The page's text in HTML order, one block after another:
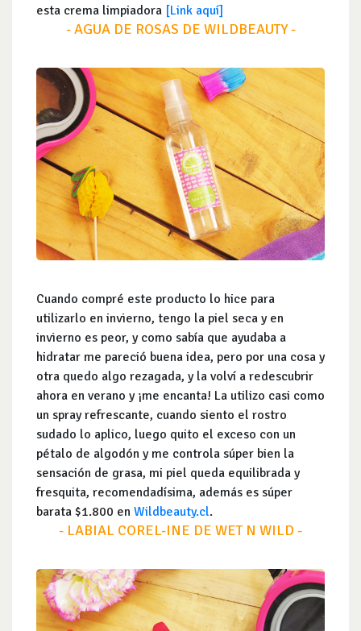
esta crema limpiadora [Link aquí]
- AGUA DE ROSAS DE WILDBEAUTY -
Cuando compré este producto lo hice para
utilizarlo en invierno, tengo la piel seca y en
invierno es peor, y como sabía que ayudaba a
hidratar me pareció buena idea, pero por una cosa y
otra quedo algo rezagada, y la volví a redescubrir
ahora en verano y ¡me encanta! La utilizo casi como
un spray refrescante, cuando siento el rostro
sudado lo aplico, luego quito el exceso con un
pétalo de algodón y me controla súper bien la
sensación de grasa, mi piel queda equilibrada y
fresquita, recomendadísima, además es súper
barata $1.800 en Wildbeauty.cl.
- LABIAL COREL-INE DE WET N WILD -